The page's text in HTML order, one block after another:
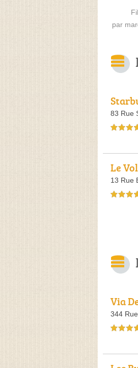
par
83 Rue
4,0 étoiles
Le
13 Rue
4,5 étoiles
Via
344
5,0 étoiles